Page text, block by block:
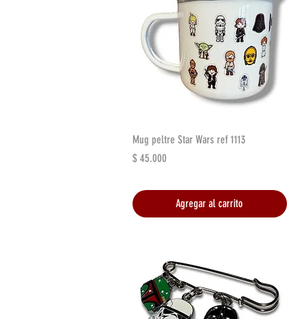
Vista rápida
Mug peltre Star Wars ref 1113
Precio
$ 45.000
Agregar al carrito